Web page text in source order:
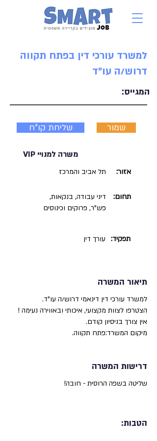
למשרד עורכי דין בפתח תקווה
דרוש/ה עו"ד
המגייס:
שליחת קו"ח שמור
משרה למנויי VIP
תל אביב והמרכז אזור:
דיני עבודה, בנקאות,
פש"ר, פרוקים וכינוסים
תחום:
עורך דין תפקיד:
תיאור המשרה
למשרד עורכי דין דינאמי דרוש/ה עו"ד.
הצטרפו לצוות מקצועי, איכותי ובאווירה נעימה !
אין צורך בניסיון קודם.
מיקום המשרד:פתח תקווה.
דרישות המשרה
שליטה בשפה הרוסית - חובה!
הטבות: